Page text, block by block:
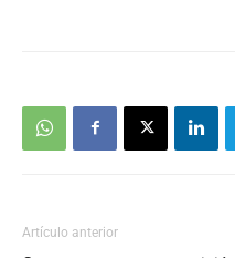
Artículo anterior